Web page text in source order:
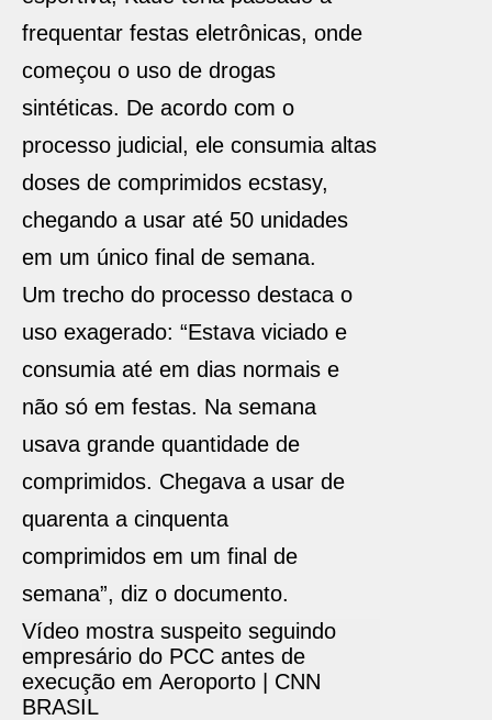
frequentar festas eletrônicas, onde
começou o uso de drogas
sintéticas. De acordo com o
processo judicial, ele consumia altas
doses de comprimidos ecstasy,
chegando a usar até 50 unidades
em um único final de semana.
Um trecho do processo destaca o
uso exagerado: “Estava viciado e
consumia até em dias normais e
não só em festas. Na semana
usava grande quantidade de
comprimidos. Chegava a usar de
quarenta a cinquenta
comprimidos em um final de
semana”, diz o documento.
Vídeo mostra suspeito seguindo
empresário do PCC antes de
execução em Aeroporto | CNN
BRASIL